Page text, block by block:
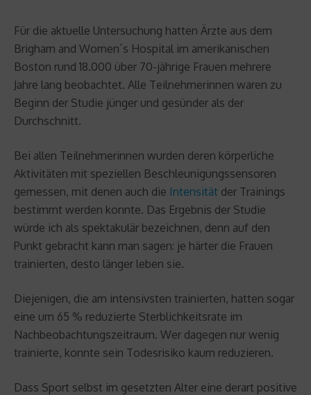
Für die aktuelle Untersuchung hatten Ärzte aus dem
Brigham and Women´s Hospital im amerikanischen
Boston rund 18.000 über 70-jährige Frauen mehrere
Jahre lang beobachtet. Alle Teilnehmerinnen waren zu
Beginn der Studie jünger und gesünder als der
Durchschnitt.
Bei allen Teilnehmerinnen wurden deren körperliche
Aktivitäten mit speziellen Beschleunigungssensoren
gemessen, mit denen auch die Intensität der Trainings
bestimmt werden konnte. Das Ergebnis der Studie
würde ich als spektakulär bezeichnen, denn auf den
Punkt gebracht kann man sagen: je härter die Frauen
trainierten, desto länger leben sie.
Diejenigen, die am intensivsten trainierten, hatten sogar
eine um 65 % reduzierte Sterblichkeitsrate im
Nachbeobachtungszeitraum. Wer dagegen nur wenig
trainierte, konnte sein Todesrisiko kaum reduzieren.
Dass Sport selbst im gesetzten Alter eine derart positive